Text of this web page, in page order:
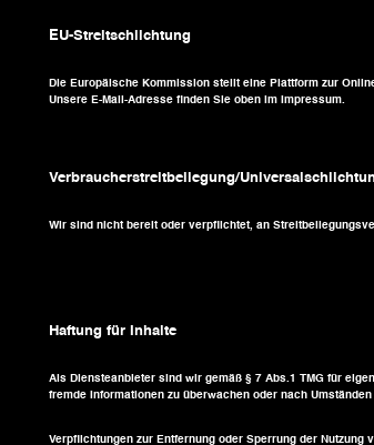
EU-Streitschlichtung
Die Europäische Kommission stellt eine Plattform zur
Unsere E-Mail-Adresse finden Sie oben im Impressum.
Verbraucher­streit­beilegung/
Wir sind nicht bereit oder verpflichtet, an
Haftung für Inhalte
Als Diensteanbieter sind wir gemäß § 7 Abs.1 TMG für
fremde Informationen zu überwachen oder nach
Verpflichtungen zur Entfernung oder Sperrung der